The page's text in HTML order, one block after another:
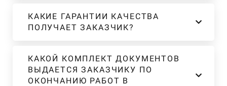
КАКИЕ ГАРАНТИИ КАЧЕСТВА
ПОЛУЧАЕТ ЗАКАЗЧИК?
КАКОЙ КОМПЛЕКТ ДОКУМЕНТОВ
ВЫДАЕТСЯ ЗАКАЗЧИКУ ПО
ОКОНЧАНИЮ РАБОТ В